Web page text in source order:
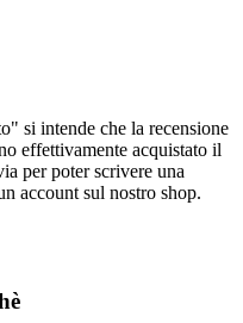
si intende che la recensione
effettivamente acquistato il
per poter scrivere una
account sul nostro shop.